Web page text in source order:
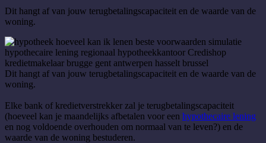
Dit hangt af van jouw terugbetalingscapaciteit en de waarde van de
woning.
Dit hangt af van jouw terugbetalingscapaciteit en de waarde van de
woning.
Elke bank of kredietverstrekker zal je terugbetalingscapaciteit
(hoeveel kan je maandelijks afbetalen voor een hypothecaire lening
en nog voldoende overhouden om normaal van te leven?) en de
waarde van de woning bestuderen.